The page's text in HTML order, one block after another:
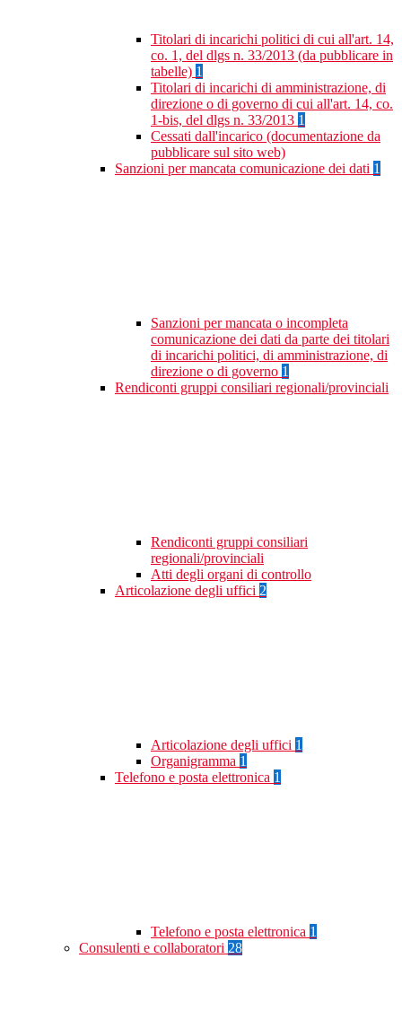
Titolari di incarichi politici di cui all'art. 14,
co. 1, del dlgs n. 33/2013 (da pubblicare in
tabelle) 1
Titolari di incarichi di amministrazione, di
direzione o di governo di cui all'art. 14, co.
1-bis, del dlgs n. 33/2013 1
Cessati dall'incarico (documentazione da
pubblicare sul sito web)
Sanzioni per mancata comunicazione dei dati 1
Sanzioni per mancata o incompleta
comunicazione dei dati da parte dei titolari
di incarichi politici, di amministrazione, di
direzione o di governo 1
Rendiconti gruppi consiliari regionali/provinciali
Rendiconti gruppi consiliari
regionali/provinciali
Atti degli organi di controllo
Articolazione degli uffici 2
Articolazione degli uffici 1
Organigramma 1
Telefono e posta elettronica 1
Telefono e posta elettronica 1
Consulenti e collaboratori 28